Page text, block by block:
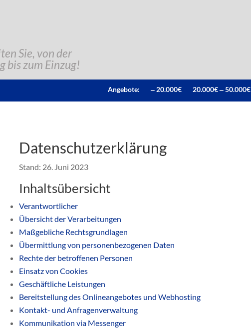
Sie, von der
bis zum Einzug!
Angebote: ‒ 20.000€ 20.000€ ‒ 50.000€
Datenschutzerklärung
Stand: 26. Juni 2023
Inhaltsübersicht
Verantwortlicher
Übersicht der Verarbeitungen
Maßgebliche Rechtsgrundlagen
Übermittlung von personenbezogenen Daten
Rechte der betroffenen Personen
Einsatz von Cookies
Geschäftliche Leistungen
Bereitstellung des Onlineangebotes und Webhosting
Kontakt- und Anfragenverwaltung
Kommunikation via Messenger